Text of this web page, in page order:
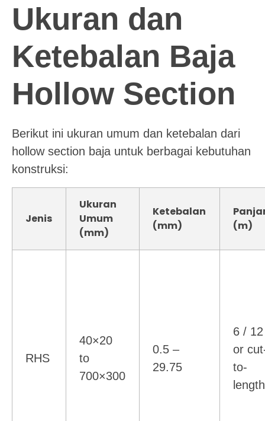
Ukuran dan
Ketebalan Baja
Hollow Section
Berikut ini ukuran umum dan ketebalan dari
hollow section baja untuk berbagai kebutuhan
konstruksi:
Jenis
Ukuran
Umum
(mm)
Ketebalan
(mm)
(m)
RHS
40×20
to
700×300
0.5 –
29.75
6 / 12
or
to-
length